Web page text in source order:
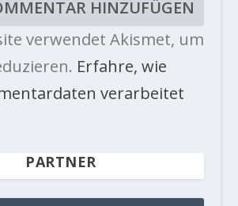
verwendet Akismet, um
Erfahre, wie
verarbeitet
PARTNER